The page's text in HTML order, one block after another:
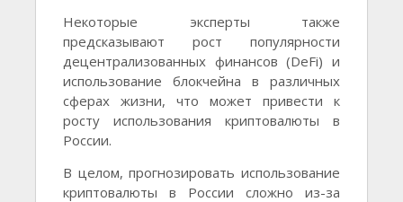
Некоторые эксперты также
предсказывают рост популярности
децентрализованных финансов (DeFi) и
использование блокчейна в различных
сферах жизни, что может привести к
росту использования криптовалюты в
России.
В целом, прогнозировать использование
криптовалюты в России сложно из-за